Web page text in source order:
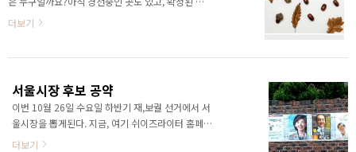
도 있네요. 더불어민주당 | 박원순 자유한국당 | 김문
( 66.26%의 압도적인 지지가 있었다고해요)정의당
도 김종민 후보로 확정되었네요.민평당 확정되면 또
수정해요~
더보기
서울시장 후보 공약
이번 10월 26일 수요일 하반기 재,보궐 선거에서 서
울시장을 뽑게된다. 지금, 여기 쉬이즈라이터 홈페이
지에 서울시장선거일 관련해서 방문자가 폭주해서,
더보기